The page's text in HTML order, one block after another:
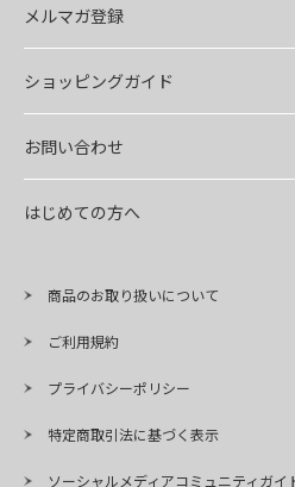
メルマガ登録
ショッピングガイド
お問い合わせ
はじめての方へ
商品のお取り扱いについて
ご利用規約
プライバシーポリシー
特定商取引法に基づく表示
ソーシャルメディアコミュニティガイ